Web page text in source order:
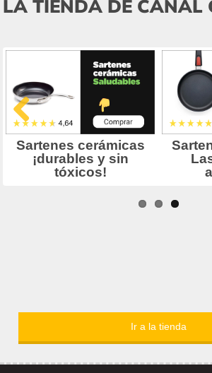
LA TIENDA DE CANAL
Ir a la tienda